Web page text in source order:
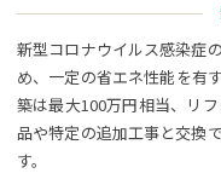
新型コロナウイルス感染症
め、一定の省エネ性能を有
築は最大100万円相当、リ
品や特定の追加工事と交換
す。